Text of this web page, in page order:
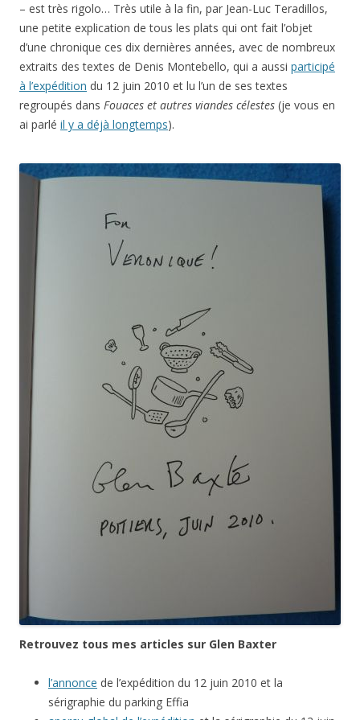
– est très rigolo… Très utile à la fin, par Jean-Luc Teradillos,
une petite explication de tous les plats qui ont fait l’objet
d’une chronique ces dix dernières années, avec de nombreux
extraits des textes de Denis Montebello, qui a aussi participé
à l’expédition du 12 juin 2010 et lu l’un de ses textes
regroupés dans Fouaces et autres viandes célestes (je vous en
ai parlé il y a déjà longtemps).
Retrouvez tous mes articles sur Glen Baxter
l’annonce de l’expédition du 12 juin 2010 et la
sérigraphie du parking Effia